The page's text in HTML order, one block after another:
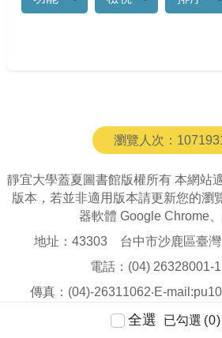
全選 已勾選 0
全選 已勾選 0
瀏覽人次：
靜宜大學蓋夏圖書館版權所有 本網站
版本，若並非適用版本請更新您的瀏
器軟體 Google Chrome
地址：43303 台中市沙鹿區臺灣
電話：(04) 26328001-
傳真：(04)-26311062‧E-